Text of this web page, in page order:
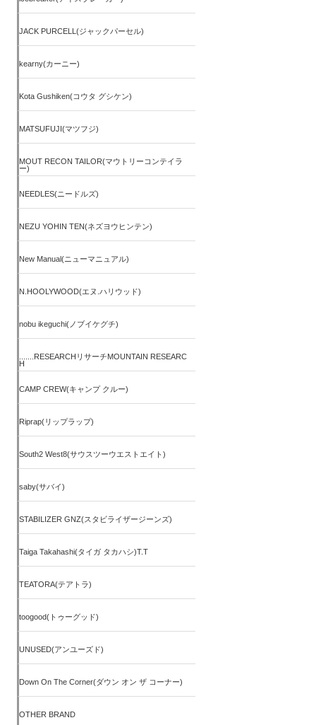
JACK PURCELL(ジャックパーセル)
kearny(カーニー)
Kota Gushiken(コウタ グシケン)
MATSUFUJI(マツフジ)
MOUT RECON TAILOR(マウトリーコンテイラ
ー)
NEEDLES(ニードルズ)
NEZU YOHIN TEN(ネズヨウヒンテン)
New Manual(ニューマニュアル)
N.HOOLYWOOD(エヌ.ハリウッド)
nobu ikeguchi(ノブイケグチ)
.......RESEARCHリサーチMOUNTAIN RESEARC
H
CAMP CREW(キャンプ クルー)
Riprap(リップラップ)
South2 West8(サウスツーウエストエイト)
saby(サバイ)
STABILIZER GNZ(スタビライザージーンズ)
Taiga Takahashi(タイガ タカハシ)T.T
TEATORA(テアトラ)
toogood(トゥーグッド)
UNUSED(アンユーズド)
Down On The Corner(ダウン オン ザ コーナー)
OTHER BRAND